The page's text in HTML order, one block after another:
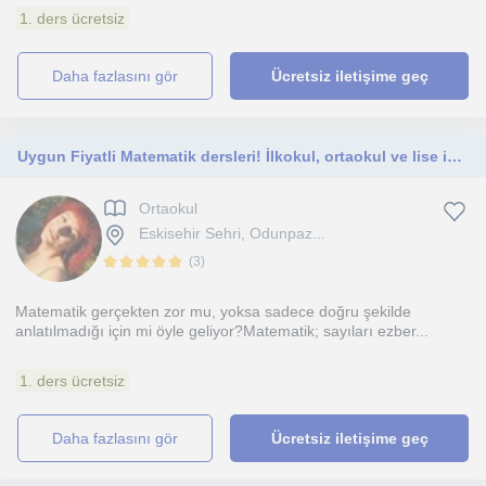
1. ders ücretsiz
daha fazlasını gör Ücretsiz iletişime geç
Uygun Fiyatli Matematik dersleri! İlkokul, ortaokul ve lise için
Ortaokul
Eskisehir Sehri, Odunpaz...
(3)
Matematik gerçekten zor mu, yoksa sadece doğru şekilde
anlatılmadığı için mi öyle geliyor?Matematik; sayıları ezber...
1. ders ücretsiz
daha fazlasını gör Ücretsiz iletişime geç